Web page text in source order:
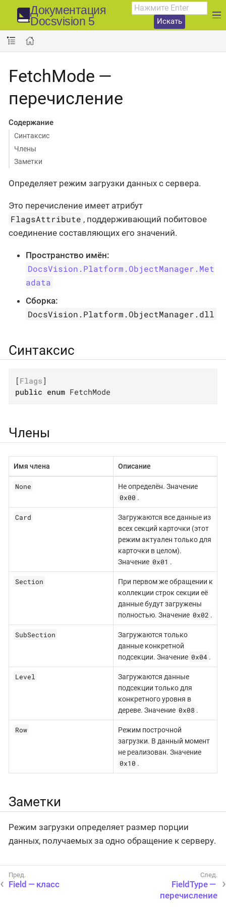
Документация
Docsvision 5
Искать
FetchMode —
перечисление
Содержание
Синтаксис
Члены
Заметки
Определяет режим загрузки данных с сервера.
Это перечисление имеет атрибут
FlagsAttribute , поддерживающий побитовое
соединение составляющих его значений.
Пространство имён:
DocsVision.Platform.ObjectManager.Met
adata
Сборка:
DocsVision.Platform.ObjectManager.dll
Синтаксис
[ Flags
public enum FetchMode
Члены
Имя члена Описание
None Не определён. Значение
0x00 .
Card
Загружаются все данные из
всех секций карточки (этот
режим актуален только для
карточки в целом).
Значение 0x01 .
Section
При первом же обращении к
коллекции строк секции её
данные будут загружены
полностью. Значение 0x02 .
SubSection
Загружаются только
данные конкретной
подсекции. Значение 0x04 .
Level
Загружаются данные
подсекции только для
конкретного уровня в
дереве. Значение 0x08 .
Row
Режим построчной
загрузки. В данный момент
не реализован. Значение
0x10 .
Заметки
Режим загрузки определяет размер порции
данных, получаемых за одно обращение к серверу.
Field — класс
FieldType —
перечисление